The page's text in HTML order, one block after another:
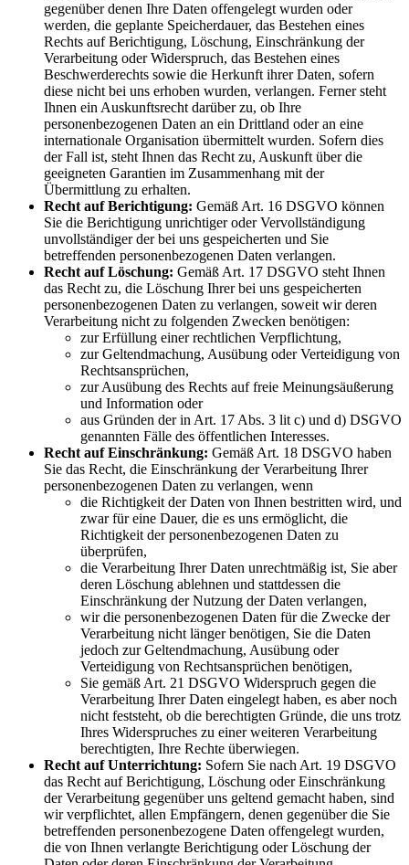
gegenüber denen Ihre Daten offengelegt wurden oder
werden, die geplante Speicherdauer, das Bestehen eines
Rechts auf Berichtigung, Löschung, Einschränkung der
Verarbeitung oder Widerspruch, das Bestehen eines
Beschwerderechts sowie die Herkunft ihrer Daten, sofern
diese nicht bei uns erhoben wurden, verlangen. Ferner steht
Ihnen ein Auskunftsrecht darüber zu, ob Ihre
personenbezogenen Daten an ein Drittland oder an eine
internationale Organisation übermittelt wurden. Sofern dies
der Fall ist, steht Ihnen das Recht zu, Auskunft über die
geeigneten Garantien im Zusammenhang mit der
Übermittlung zu erhalten.
Recht auf Berichtigung: Gemäß Art. 16 DSGVO können
Sie die Berichtigung unrichtiger oder Vervollständigung
unvollständiger der bei uns gespeicherten und Sie
betreffenden personenbezogenen Daten verlangen.
Recht auf Löschung: Gemäß Art. 17 DSGVO steht Ihnen
das Recht zu, die Löschung Ihrer bei uns gespeicherten
personenbezogenen Daten zu verlangen, soweit wir deren
Verarbeitung nicht zu folgenden Zwecken benötigen:
zur Erfüllung einer rechtlichen Verpflichtung,
zur Geltendmachung, Ausübung oder Verteidigung von
Rechtsansprüchen,
zur Ausübung des Rechts auf freie Meinungsäußerung
und Information oder
aus Gründen der in Art. 17 Abs. 3 lit c) und d) DSGVO
genannten Fälle des öffentlichen Interesses.
Recht auf Einschränkung: Gemäß Art. 18 DSGVO haben
Sie das Recht, die Einschränkung der Verarbeitung Ihrer
personenbezogenen Daten zu verlangen, wenn
die Richtigkeit der Daten von Ihnen bestritten wird, und
zwar für eine Dauer, die es uns ermöglicht, die
Richtigkeit der personenbezogenen Daten zu
überprüfen,
die Verarbeitung Ihrer Daten unrechtmäßig ist, Sie aber
deren Löschung ablehnen und stattdessen die
Einschränkung der Nutzung der Daten verlangen,
wir die personenbezogenen Daten für die Zwecke der
Verarbeitung nicht länger benötigen, Sie die Daten
jedoch zur Geltendmachung, Ausübung oder
Verteidigung von Rechtsansprüchen benötigen,
Sie gemäß Art. 21 DSGVO Widerspruch gegen die
Verarbeitung Ihrer Daten eingelegt haben, es aber noch
nicht feststeht, ob die berechtigten Gründe, die uns trotz
Ihres Widerspruches zu einer weiteren Verarbeitung
berechtigten, Ihre Rechte überwiegen.
Recht auf Unterrichtung: Sofern Sie nach Art. 19 DSGVO
das Recht auf Berichtigung, Löschung oder Einschränkung
der Verarbeitung gegenüber uns geltend gemacht haben, sind
wir verpflichtet, allen Empfängern, denen gegenüber die Sie
betreffenden personenbezogene Daten offengelegt wurden,
die von Ihnen verlangte Berichtigung oder Löschung der